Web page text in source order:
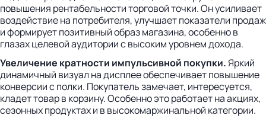
повышения рентабельности торговой точки. Он усиливает
воздействие на потребителя, улучшает показатели продаж
и формирует позитивный образ магазина, особенно в
глазах целевой аудитории с высоким уровнем дохода.
Увеличение кратности импульсивной покупки.Яркий
динамичный визуал на дисплее обеспечивает повышение
конверсии с полки. Покупатель замечает, интересуется,
кладет товар в корзину. Особенно это работает на акциях,
сезонных продуктах и в высокомаржинальной категории.